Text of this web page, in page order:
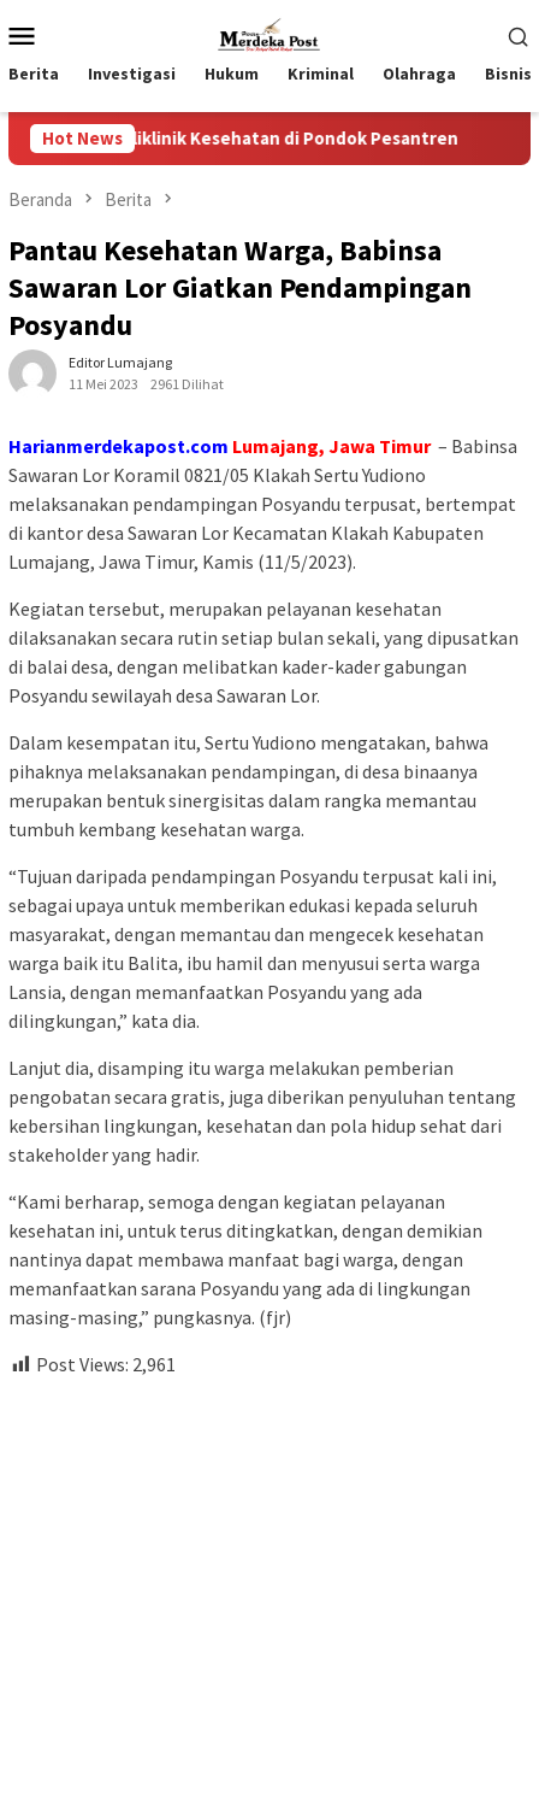
ke
kontenMobile
Berita Investigasi Hukum Kriminal Olahraga Bisnis
Hot News
Kesehatan di Pondok Pesantren Wakil Ketua II
Beranda Berita
Pantau Kesehatan Warga, Babinsa
Sawaran Lor Giatkan Pendampingan
Posyandu
Editor Lumajang
11 Mei 2023
2961 Dilihat
Harianmerdekapost.com Lumajang, Jawa Timur– Babinsa
Sawaran Lor Koramil 0821/05 Klakah Sertu Yudiono
melaksanakan pendampingan Posyandu terpusat, bertempat
di kantor desa Sawaran Lor Kecamatan Klakah Kabupaten
Lumajang, Jawa Timur, Kamis (11/5/2023).
Kegiatan tersebut, merupakan pelayanan kesehatan
dilaksanakan secara rutin setiap bulan sekali, yang dipusatkan
di balai desa, dengan melibatkan kader-kader gabungan
Posyandu sewilayah desa Sawaran Lor.
Dalam kesempatan itu, Sertu Yudiono mengatakan, bahwa
pihaknya melaksanakan pendampingan, di desa binaanya
merupakan bentuk sinergisitas dalam rangka memantau
tumbuh kembang kesehatan warga.
“Tujuan daripada pendampingan Posyandu terpusat kali ini,
sebagai upaya untuk memberikan edukasi kepada seluruh
masyarakat, dengan memantau dan mengecek kesehatan
warga baik itu Balita, ibu hamil dan menyusui serta warga
Lansia, dengan memanfaatkan Posyandu yang ada
dilingkungan,” kata dia.
Lanjut dia, disamping itu warga melakukan pemberian
pengobatan secara gratis, juga diberikan penyuluhan tentang
kebersihan lingkungan, kesehatan dan pola hidup sehat dari
stakeholder yang hadir.
“Kami berharap, semoga dengan kegiatan pelayanan
kesehatan ini, untuk terus ditingkatkan, dengan demikian
nantinya dapat membawa manfaat bagi warga, dengan
memanfaatkan sarana Posyandu yang ada di lingkungan
masing-masing,” pungkasnya. (fjr)
Post Views: 2,961